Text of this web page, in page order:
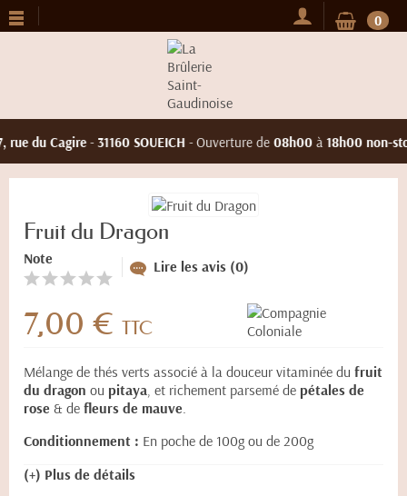
0
rue du Cagire-31160 SOUEICH- Ouverture de08h00à18h00 non-
Fruit du Dragon
Note Lire les avis (0)
7,00 € TTC
Mélange de thés verts associé à la douceur vitaminée du fruit
du dragon ou pitaya , et richement parsemé de pétales de
rose & de fleurs de mauve
Conditionnement : En poche de 100g ou de 200g
(+) Plus de détails